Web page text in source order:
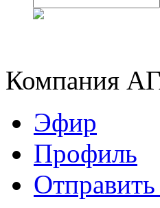
Компания
Эфир
Профиль